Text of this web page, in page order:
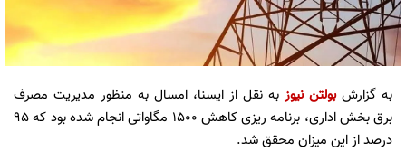
به گزارشبولتن نیوز به نقل از ایسنا، امسال به منظور مدیریت مصرف
برق بخش اداری، برنامه ریزی کاهش ۱۵۰۰ مگاواتی انجام شده بود که ۹۵
درصد از این میزان محقق شد.